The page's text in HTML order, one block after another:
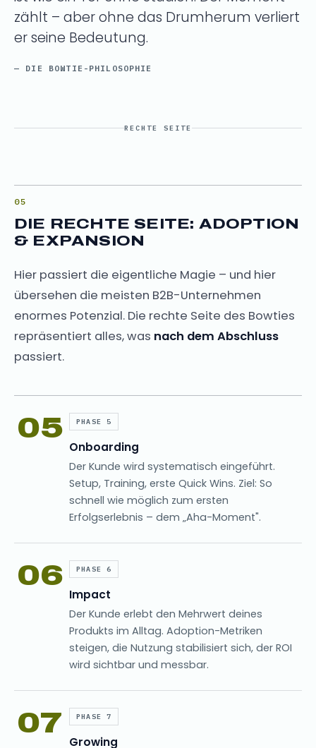
zählt – aber ohne das Drumherum verliert
er seine Bedeutung.
— DIE BOWTIE-PHILOSOPHIE
RECHTE SEITE
DIE RECHTE SEITE: ADOPTION
& EXPANSION
Hier passiert die eigentliche Magie – und hier
übersehen die meisten B2B-Unternehmen
enormes Potenzial. Die rechte Seite des Bowties
repräsentiert alles, was nach dem Abschluss
passiert.
PHASE 5
05
Onboarding
Der Kunde wird systematisch eingeführt.
Setup, Training, erste Quick Wins. Ziel: So
schnell wie möglich zum ersten
Erfolgserlebnis – dem „Aha-Moment".
PHASE 6
06
Impact
Der Kunde erlebt den Mehrwert deines
Produkts im Alltag. Adoption-Metriken
steigen, die Nutzung stabilisiert sich, der ROI
wird sichtbar und messbar.
PHASE 7
07
Growing